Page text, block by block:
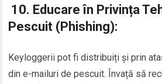
10. Educare în Privința
Pescuit (Phishing):
Keyloggerii pot fi distribuiți și prin
din e-mailuri de pescuit. Învață să